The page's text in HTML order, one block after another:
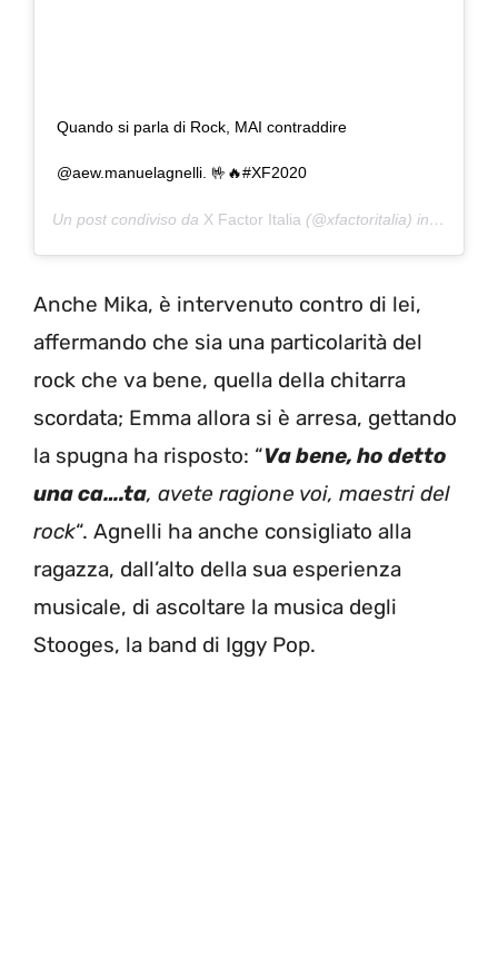
Quando si parla di Rock, MAI contraddire
@aew.manuelagnelli. 🤟🔥#XF2020
Un post condiviso da X Factor Italia (@xfactoritalia) in data:
Anche Mika, è intervenuto contro di lei,
affermando che sia una particolarità del
rock che va bene, quella della chitarra
scordata; Emma allora si è arresa, gettando
la spugna ha risposto: “Va bene, ho detto
una ca….ta, avete ragione voi, maestri del
rock“. Agnelli ha anche consigliato alla
ragazza, dall’alto della sua esperienza
musicale, di ascoltare la musica degli
Stooges, la band di Iggy Pop.